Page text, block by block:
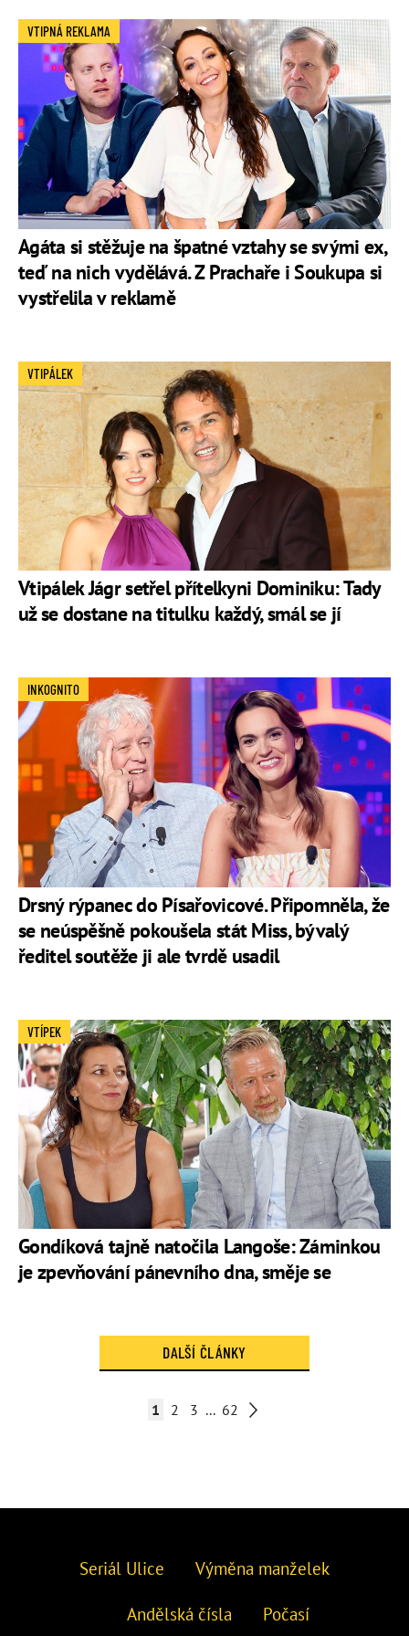
Agáta si stěžuje na špatné vztahy se svými ex,
teď na nich vydělává. Z Prachaře i Soukupa si
vystřelila v reklamě
VTIPNÁ REKLAMA
Vtipálek Jágr setřel přítelkyni Dominiku: Tady
už se dostane na titulku každý, smál se jí
VTIPÁLEK
Drsný rýpanec do Písařovicové. Připomněla, že
se neúspěšně pokoušela stát Miss, bývalý
ředitel soutěže ji ale tvrdě usadil
INKOGNITO
Gondíková tajně natočila Langoše: Záminkou
je zpevňování pánevního dna, směje se
VTÍPEK
DALŠÍ ČLÁNKY
1 2 3 ... 62
Seriál Ulice Výměna manželek
Andělská čísla Počasí